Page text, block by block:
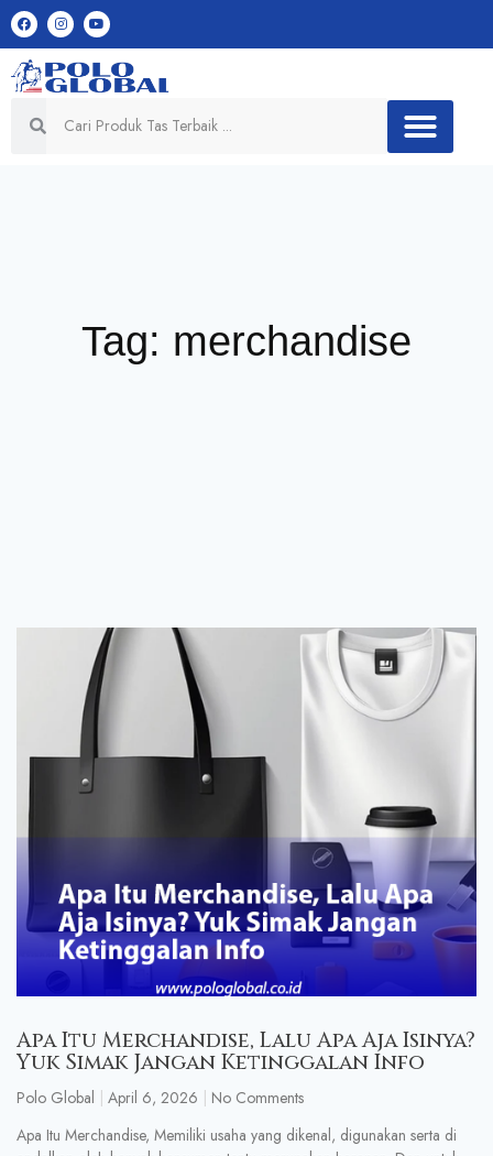
Tag: merchandise
Apa Itu Merchandise, Lalu Apa Aja Isinya?
Yuk Simak Jangan Ketinggalan Info
Polo Global April 6, 2026
No Comments
Apa Itu Merchandise, Memiliki usaha yang dikenal, digunakan serta di